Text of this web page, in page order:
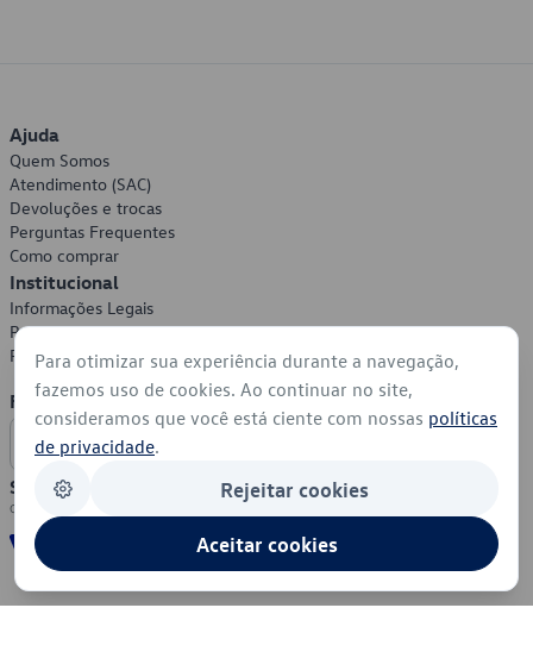
Ajuda
Quem Somos
Atendimento (SAC)
Devoluções e trocas
Perguntas Frequentes
Como comprar
Institucional
Informações Legais
Política de Privacidade
Política de Cookies
Formas de Pagamento
Segurança
Para otimizar sua experiência durante a navegação,
fazemos uso de cookies. Ao continuar no site,
consideramos que você está ciente com nossas políticas
de privacidade.
Rejeitar cookies
Aceitar cookies